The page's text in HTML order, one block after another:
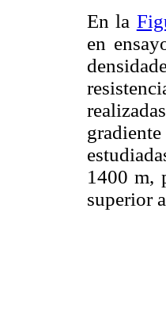
En la
en
1400 m,
superior